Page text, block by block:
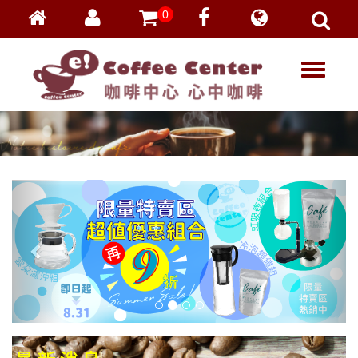
會員登入
忘記密碼
加入會員
VIP登入
VIP申請
0
T
l
e
a
v
i
g
a
t
i
o
n